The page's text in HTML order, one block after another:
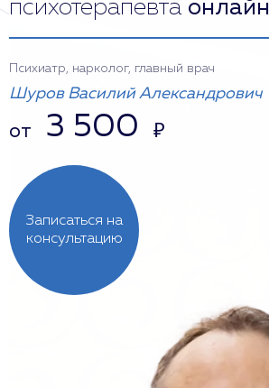
психотерапевта онлайн
Записаться на
консультацию
Психиатр, нарколог, главный врач
Шуров Василий Александрович
от 3 500 ₽